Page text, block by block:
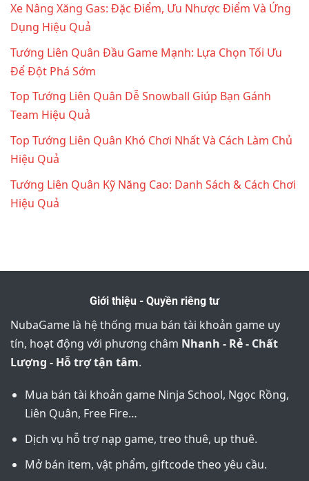
Xe Nâng Xăng Gas: Đặc Điểm, Ưu Nhược Điểm Và Ứng
Dụng Hiệu Quả
Tướng Liên Quân Đầu Game Mạnh: Lựa Chọn Tối Ưu
Để Đột Phá Sớm
Top Tướng Liên Quân Dễ Snowball Giúp Bạn Gánh
Team Hiệu Quả
Top Tướng Liên Quân Khó Chơi Nhất Và Cách Làm Chủ
Hiệu Quả
Tướng Liên Quân Kỹ Năng Cao: Danh Sách & Cách Chơi
Hiệu Quả
Giới thiệu - Quyền riêng tư
NubaGame là hệ thống mua bán tài khoản game uy
tín, hoạt động với phương châm Nhanh - Rẻ - Chất
Lượng - Hỗ trợ tận tâm.
Mua bán tài khoản game Ninja School, Ngọc Rồng,
Liên Quân, Free Fire…
Dịch vụ hỗ trợ nạp game, treo thuê, up thuê.
Mở bán item, vật phẩm, giftcode theo yêu cầu.